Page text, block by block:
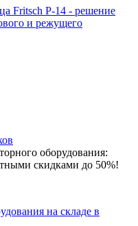
Fritsch P-14 - решение
и режущего
оборудования:
скидками до 50%!
на складе в